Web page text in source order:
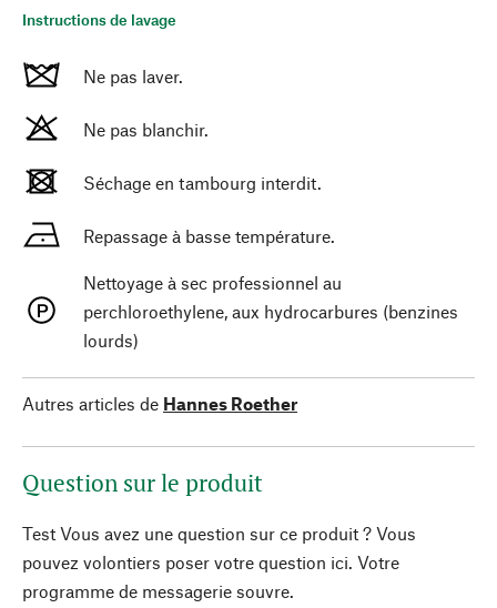
Instructions de lavage
Ne pas laver.
Ne pas blanchir.
Séchage en tambourg interdit.
Repassage à basse température.
Nettoyage à sec professionnel au
perchloroethylene, aux hydrocarbures (benzines
lourds)
Autres articles de Hannes Roether
Question sur le produit
Test Vous avez une question sur ce produit ? Vous
pouvez volontiers poser votre question ici. Votre
programme de messagerie souvre.